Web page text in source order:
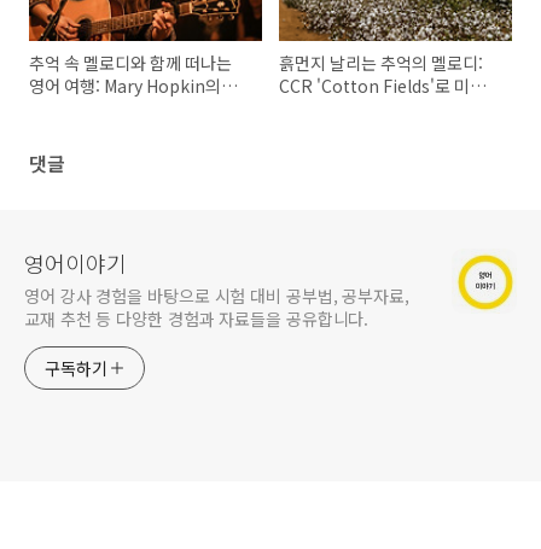
추억 속 멜로디와 함께 떠나는
영어 여행: Mary Hopkin의
흙먼지 날리는 추억의 멜로디:
CCR 'Cotton Fields'로 미국
댓글
영어이야기
영어 강사 경험을 바탕으로 시험 대비 공부법, 공부자료,
교재 추천 등 다양한 경험과 자료들을 공유합니다.
구독하기